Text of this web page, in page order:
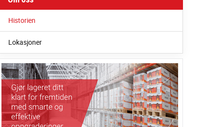
Historien
Lokasjoner